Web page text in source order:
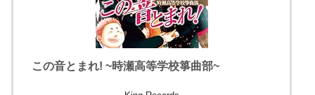
この音とまれ! ~時瀬高等学校箏曲部~